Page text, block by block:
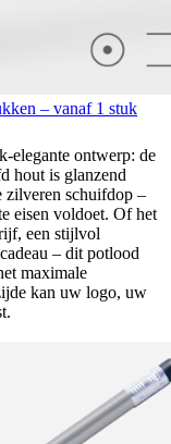
– vanaf 1 stuk
elegante ontwerp: de
hout is glanzend
zilveren schuifdop –
eisen voldoet. Of het
een stijlvol
– dit potlood
maximale
kan uw logo, uw